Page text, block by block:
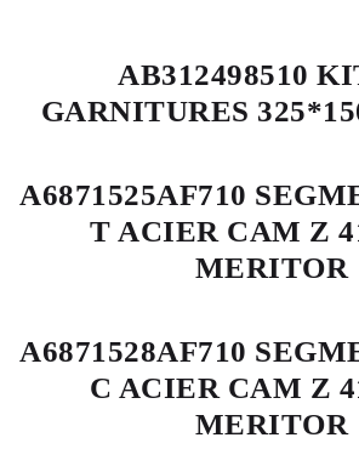
AB312498510
GARNITURES
A6871525AF710
T ACIER CAM Z
MERITOR
A6871528AF710
C ACIER CAM Z
MERITOR